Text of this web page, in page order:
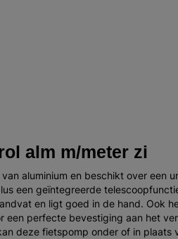
alm m/meter zi
aluminium en beschikt over een
een geïntegreerde
en ligt goed in de hand. Ook
een perfecte bevestiging aan het
deze fietspomp onder of in plaats